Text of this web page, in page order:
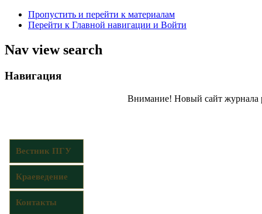
Пропустить и перейти к материалам
Перейти к Главной навигации и Войти
Nav view search
Навигация
Внимание! Новый сайт журнала
Вестник ПГУ
Краеведение
Контакты